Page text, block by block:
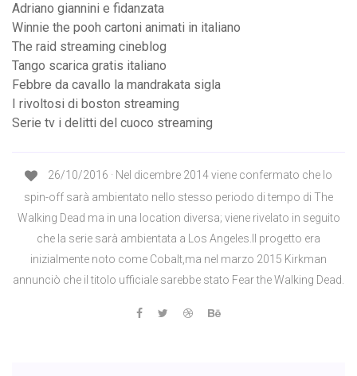
Adriano giannini e fidanzata
Winnie the pooh cartoni animati in italiano
The raid streaming cineblog
Tango scarica gratis italiano
Febbre da cavallo la mandrakata sigla
I rivoltosi di boston streaming
Serie tv i delitti del cuoco streaming
26/10/2016 · Nel dicembre 2014 viene confermato che lo
spin-off sarà ambientato nello stesso periodo di tempo di The
Walking Dead ma in una location diversa; viene rivelato in seguito
che la serie sarà ambientata a Los Angeles.Il progetto era
inizialmente noto come Cobalt,ma nel marzo 2015 Kirkman
annunciò che il titolo ufficiale sarebbe stato Fear the Walking Dead.